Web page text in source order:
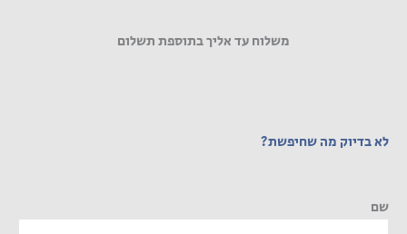
משלוח עד אליך בתוספת תשלום
לא בדיוק מה שחיפשת?
שם